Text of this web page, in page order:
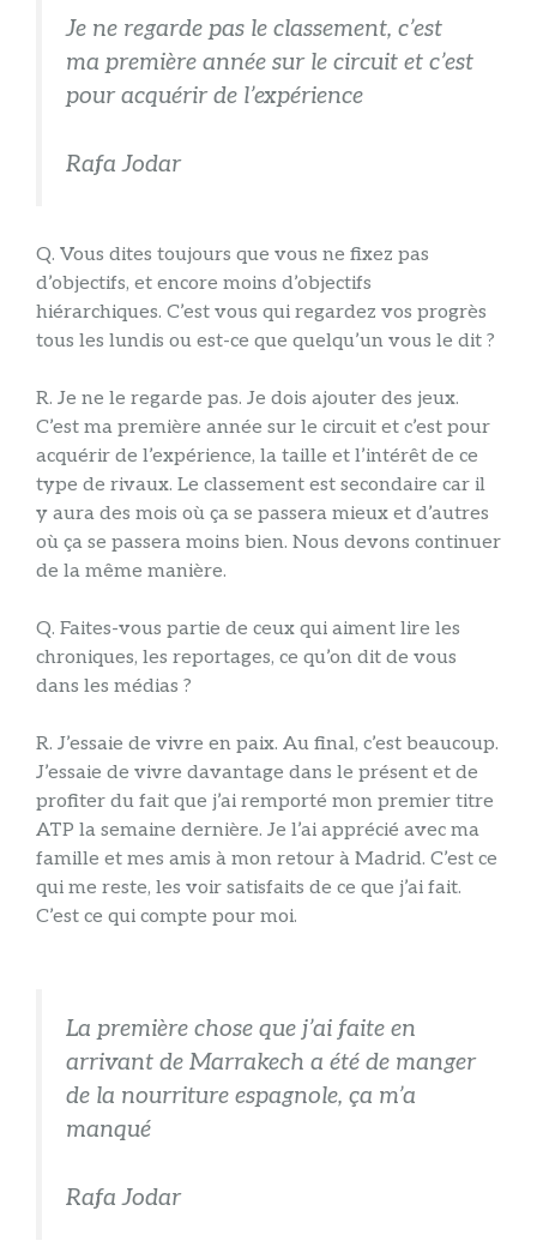
Je ne regarde pas le classement, c’est
ma première année sur le circuit et c’est
pour acquérir de l’expérience
Rafa Jodar
Q. Vous dites toujours que vous ne fixez pas
d’objectifs, et encore moins d’objectifs
hiérarchiques. C’est vous qui regardez vos progrès
tous les lundis ou est-ce que quelqu’un vous le dit ?
R. Je ne le regarde pas. Je dois ajouter des jeux.
C’est ma première année sur le circuit et c’est pour
acquérir de l’expérience, la taille et l’intérêt de ce
type de rivaux. Le classement est secondaire car il
y aura des mois où ça se passera mieux et d’autres
où ça se passera moins bien. Nous devons continuer
de la même manière.
Q. Faites-vous partie de ceux qui aiment lire les
chroniques, les reportages, ce qu’on dit de vous
dans les médias ?
R. J’essaie de vivre en paix. Au final, c’est beaucoup.
J’essaie de vivre davantage dans le présent et de
profiter du fait que j’ai remporté mon premier titre
ATP la semaine dernière. Je l’ai apprécié avec ma
famille et mes amis à mon retour à Madrid. C’est ce
qui me reste, les voir satisfaits de ce que j’ai fait.
C’est ce qui compte pour moi.
La première chose que j’ai faite en
arrivant de Marrakech a été de manger
de la nourriture espagnole, ça m’a
manqué
Rafa Jodar